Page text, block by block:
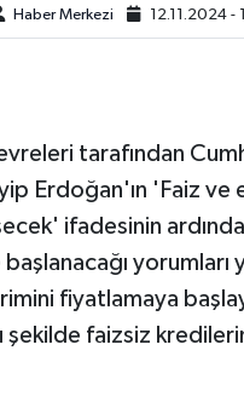
Haber Merkezi 12.11.2024 -
tarafından
Erdoğan'ın 'Faiz ve
ifadesinin
yorumları
fiyatlamaya
şekilde faizsiz